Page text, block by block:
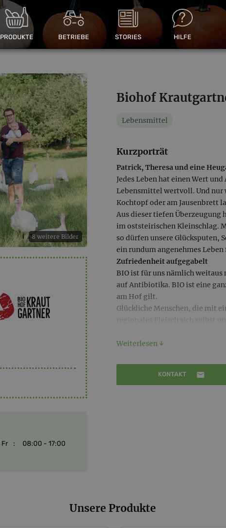
PRODUKTE BETRIEBE STORIES HILFE
8 weitere Bilder
Fr : 08:00 - 17:00
Biohof
Lebensmittel
Kurzporträt
Patrick, Theresa und eine
Jedes Leben hat einen Wert
Lebensmittel wertvoll. Und
Kochtopf oder am Jausenbrett
Aus dieser tiefen Überzeugung
im oststeirischen Kleinschlag.
so dürfen unsere Glücksputen,
ein rundum angenehmes Leben
Zufriedenheit aufgegabelt
BIO ist für uns nämlich weitaus
auf Antibiotika. BIO ist eine
am Hof gilt.
Glückliche Menschen, die mit
Genau so und nicht anders
Das ist übrigens kein Zufall,
Umstände. Hier, in der
Genießen Sie mit jedem Bissen
Weiterlesen ↓
KONTAKT
Unsere Produkte